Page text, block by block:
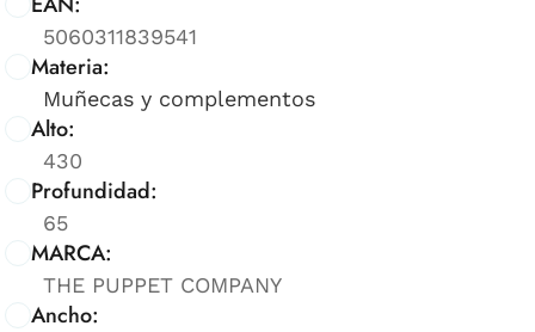
5060311839541
Materia:
Muñecas y complementos
Alto:
430
Profundidad:
65
MARCA:
THE PUPPET COMPANY
Ancho: